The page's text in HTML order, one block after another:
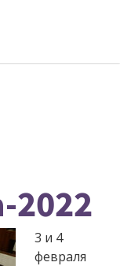
3 и 4
февраля